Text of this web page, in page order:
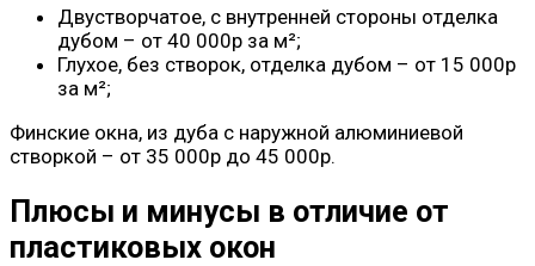
Двустворчатое, с внутренней стороны отделка
дубом – от 40 000р за м²;
Глухое, без створок, отделка дубом – от 15 000р
за м²;
Финские окна, из дуба с наружной алюминиевой
створкой – от 35 000р до 45 000р.
Плюсы и минусы в отличие от
пластиковых окон